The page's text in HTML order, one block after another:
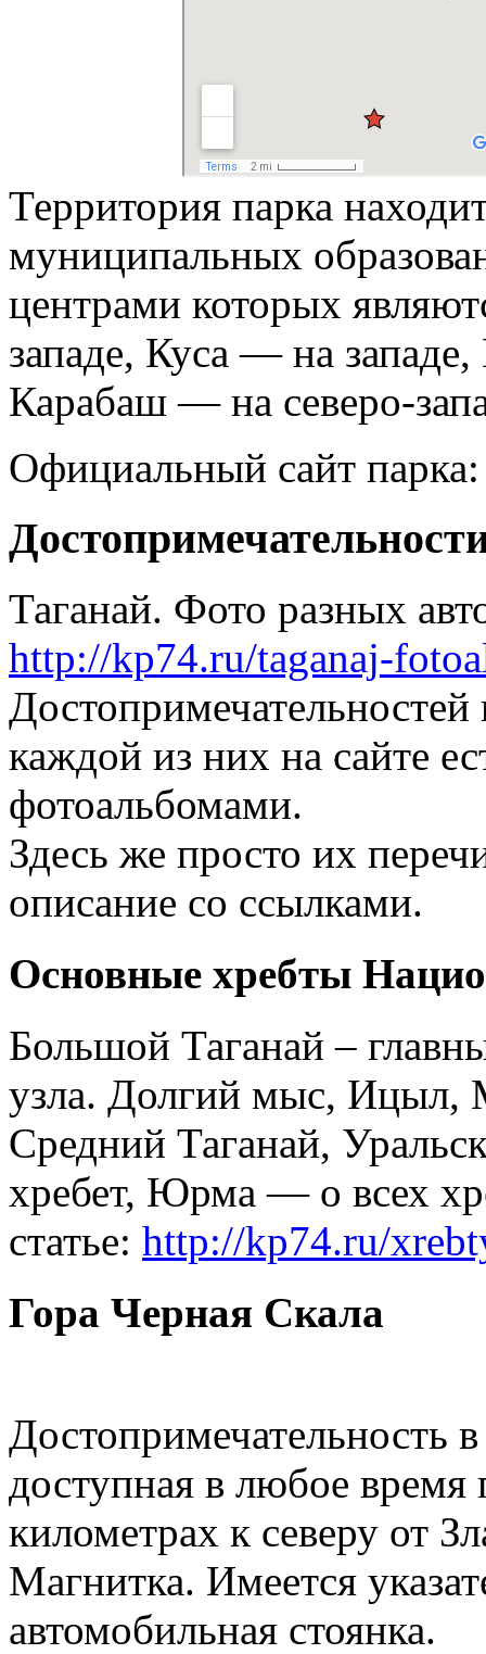
Территория парка
муниципальных
центрами которых
западе, Куса — на
Карабаш — на северо-
Официальный сайт
Таганай. Фото разных
http://kp74.ru/taganaj-
каждой из них на сайте
фотоальбомами.
Здесь же просто их
описание со ссылками.
Основные хребты
Большой Таганай –
узла. Долгий мыс, Ицыл,
Средний Таганай,
хребет, Юрма — о всех
статье: http://kp74.ru/
Гора Черная Скала
Достопримечательность
доступная в любое время
километрах к северу от
Магнитка. Имеется
автомобильная стоянка.